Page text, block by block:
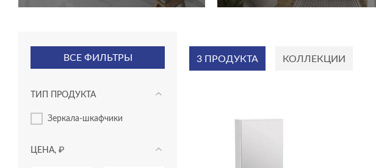
ВСЕ ФИЛЬТРЫ
ТИП ПРОДУКТА
зеркала-шкафчики
ЦЕНА, ₽
3 ПРОДУКТА КОЛЛЕКЦИИ